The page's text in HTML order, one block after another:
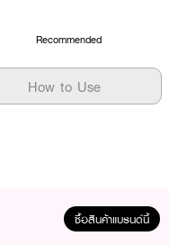
Recommended
How to Use
ซื้อสินค้าแบรนด์นี้